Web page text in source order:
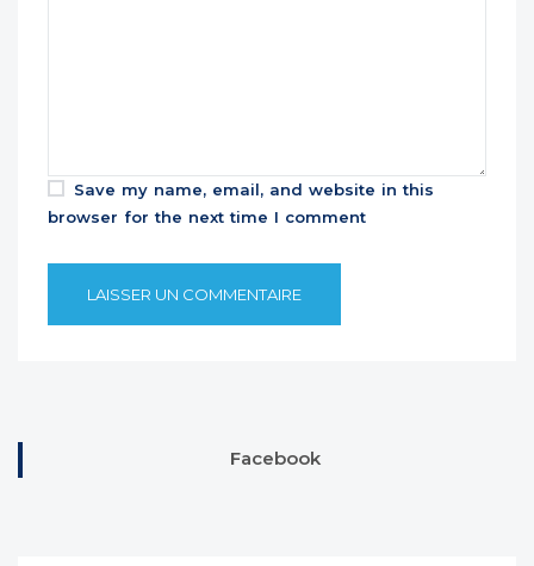
Save my name, email, and website in this
browser for the next time I comment
Facebook